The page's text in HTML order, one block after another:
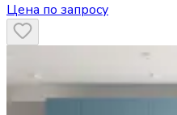
Цена по запросу